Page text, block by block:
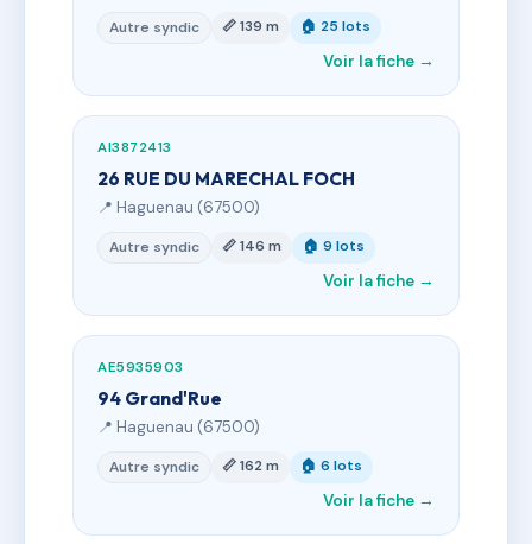
Autre syndic 📏 139 m 🏠 25 lots
Voir la fiche →
AI3872413
26 RUE DU MARECHAL FOCH
📍 Haguenau (67500)
Autre syndic 📏 146 m 🏠 9 lots
Voir la fiche →
AE5935903
94 Grand'Rue
📍 Haguenau (67500)
Autre syndic 📏 162 m 🏠 6 lots
Voir la fiche →